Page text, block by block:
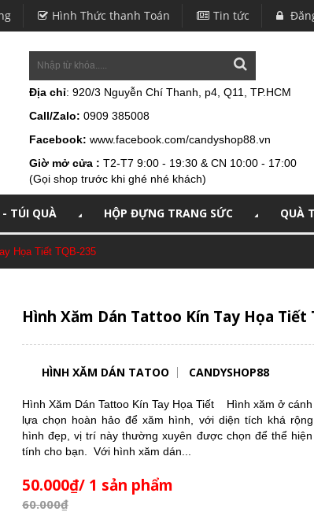
Hình Thức thanh Toán Tin tức
Địa chỉ: 920/3 Nguyễn Chí Thanh, p4, Q11, TP.HCM
Call/Zalo: 0909 385008
Facebook: www.facebook.com/candyshop88.vn
Giờ mở cửa : T2-T7 9:00 - 19:30 & CN 10:00 - 17:00
(Gọi shop trước khi ghé nhé khách)
- TÚI QUÀ HỘP ĐỰNG TRANG SỨC QUÀ
Họa Tiết TQB-235
Hình Xăm Dán Tattoo Kín Tay Họa Tiết
HÌNH XĂM DÁN TATOO CANDYSHOP88
Hình Xăm Dán Tattoo Kín Tay Họa Tiết Hình xăm ở
lựa chọn hoàn hảo để xăm hình, với diện tích khá
hình đẹp, vị trí này thường xuyên được chọn để thể
tính cho bạn. Với hình xăm dán...
50.000₫/ 1 sản phẩm
60.000₫